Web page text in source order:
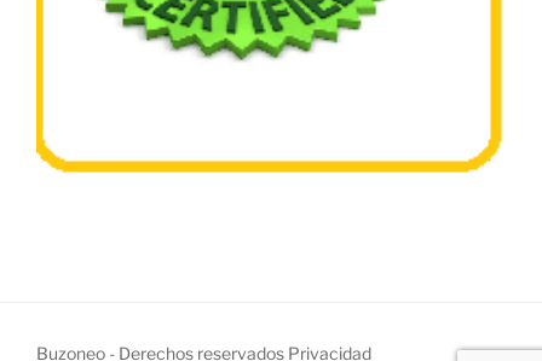
Buzoneo - Derechos reservados Privacidad